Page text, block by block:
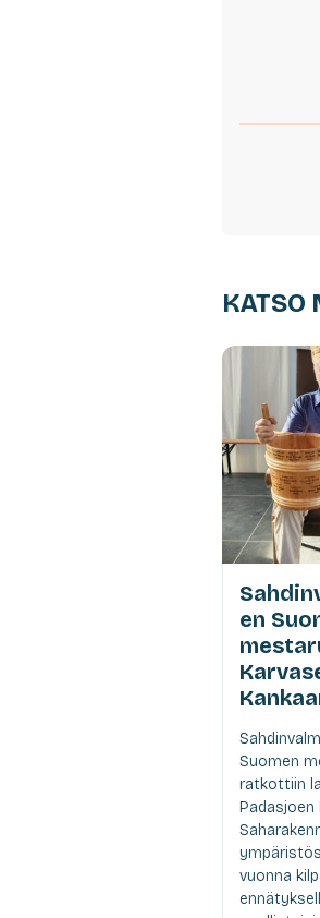
KATSO
en
Suomen
ratkottiin
Padasjoen
vuonna